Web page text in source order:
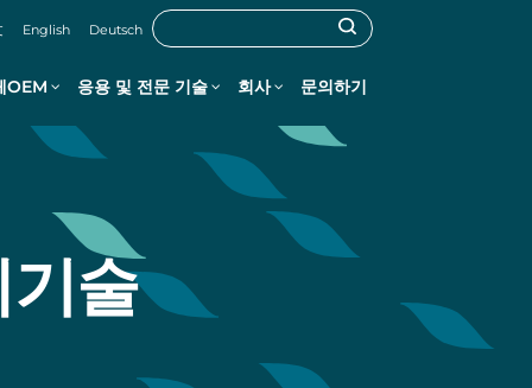
English Deutsch
OEM 응용 및 전문 기술 회사 문의하기
술